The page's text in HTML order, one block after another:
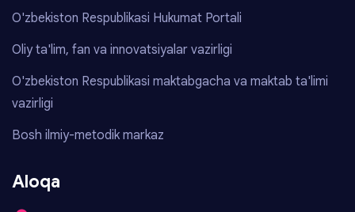
O'zbekiston Respublikasi Hukumat Portali
Oliy ta'lim, fan va innovatsiyalar vazirligi
O'zbekiston Respublikasi maktabgacha va maktab ta'limi
vazirligi
Bosh ilmiy-metodik markaz
Aloqa